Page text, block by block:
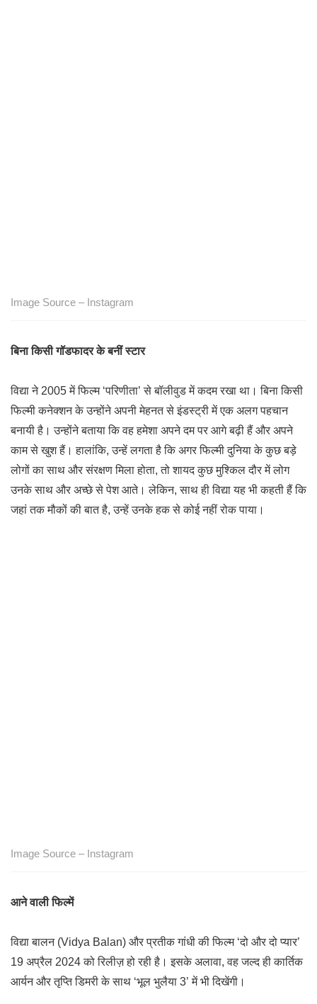
Image Source – Instagram
बिना किसी गॉडफादर के बनीं स्टार
विद्या ने 2005 में फिल्म ‘परिणीता’ से बॉलीवुड में कदम रखा था। बिना किसी
फिल्मी कनेक्शन के उन्होंने अपनी मेहनत से इंडस्ट्री में एक अलग पहचान
बनायी है। उन्होंने बताया कि वह हमेशा अपने दम पर आगे बढ़ी हैं और अपने
काम से खुश हैं। हालांकि, उन्हें लगता है कि अगर फिल्मी दुनिया के कुछ बड़े
लोगों का साथ और संरक्षण मिला होता, तो शायद कुछ मुश्किल दौर में लोग
उनके साथ और अच्छे से पेश आते। लेकिन, साथ ही विद्या यह भी कहती हैं कि
जहां तक मौकों की बात है, उन्हें उनके हक से कोई नहीं रोक पाया।
Image Source – Instagram
आने वाली फिल्में
विद्या बालन (Vidya Balan) और प्रतीक गांधी की फिल्म ‘दो और दो प्यार’
19 अप्रैल 2024 को रिलीज़ हो रही है। इसके अलावा, वह जल्द ही कार्तिक
आर्यन और तृप्ति डिमरी के साथ ‘भूल भुलैया 3’ में भी दिखेंगी।